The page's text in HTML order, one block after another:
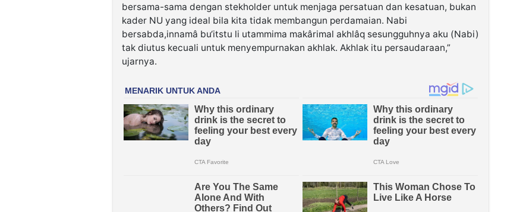
bersama-sama dengan stekholder untuk menjaga persatuan dan kesatuan, bukan
kader NU yang ideal bila kita tidak membangun perdamaian. Nabi
bersabda,innamâ bu‘itstu li utammima makârimal akhlâq sesungguhnya aku (Nabi)
tak diutus kecuali untuk menyempurnakan akhlak. Akhlak itu persaudaraan,”
ujarnya.